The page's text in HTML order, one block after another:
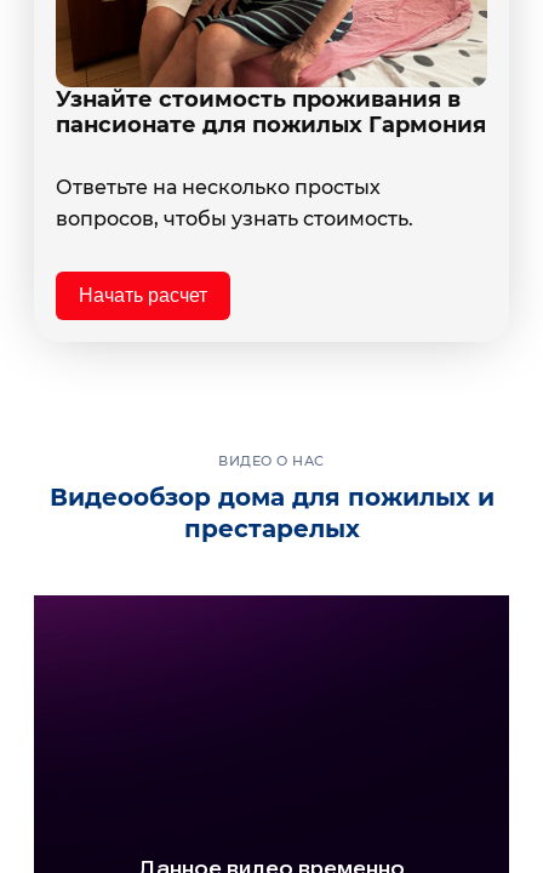
Узнайте стоимость проживания в
пансионате для пожилых Гармония
Ответьте на несколько простых
вопросов, чтобы узнать стоимость.
Начать расчет
ВИДЕО О НАС
Видеообзор дома для пожилых и
престарелых